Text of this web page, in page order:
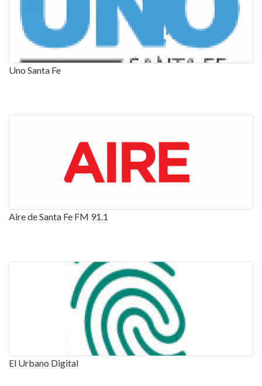
Uno Santa Fe
Aire de Santa Fe FM 91.1
El Urbano Digital